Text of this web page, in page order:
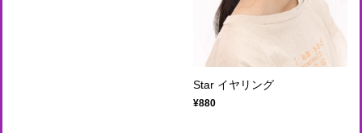
Star イヤリング
¥880